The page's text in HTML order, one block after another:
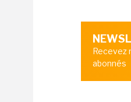
Recevez
abonnés